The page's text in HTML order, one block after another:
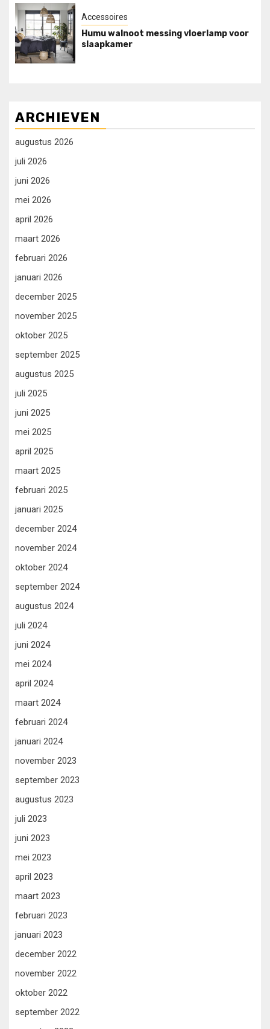
Accessoires
Humu walnoot messing vloerlamp voor
slaapkamer
ARCHIEVEN
augustus 2026
juli 2026
juni 2026
mei 2026
april 2026
maart 2026
februari 2026
januari 2026
december 2025
november 2025
oktober 2025
september 2025
augustus 2025
juli 2025
juni 2025
mei 2025
april 2025
maart 2025
februari 2025
januari 2025
december 2024
november 2024
oktober 2024
september 2024
augustus 2024
juli 2024
juni 2024
mei 2024
april 2024
maart 2024
februari 2024
januari 2024
november 2023
september 2023
augustus 2023
juli 2023
juni 2023
mei 2023
april 2023
maart 2023
februari 2023
januari 2023
december 2022
november 2022
oktober 2022
september 2022